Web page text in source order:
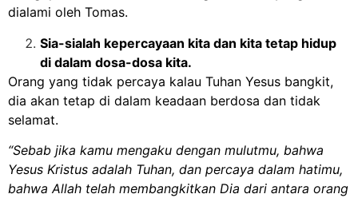
dialami oleh Tomas.
Sia-sialah kepercayaan kita dan kita tetap hidup
di dalam dosa-dosa kita.
Orang yang tidak percaya kalau Tuhan Yesus bangkit,
dia akan tetap di dalam keadaan berdosa dan tidak
selamat.
“Sebab jika kamu mengaku dengan mulutmu, bahwa
Yesus Kristus adalah Tuhan, dan percaya dalam hatimu,
bahwa Allah telah membangkitkan Dia dari antara orang